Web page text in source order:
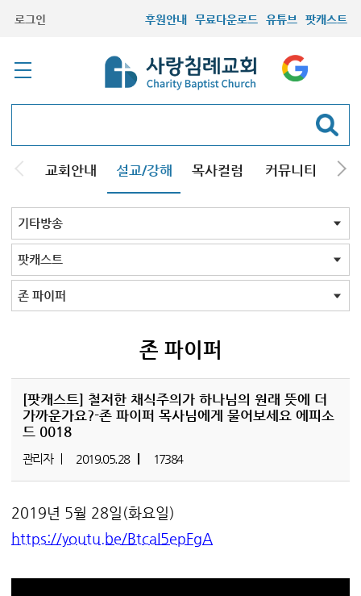
로그인 후원안내 무료다운로드 유튜브 팟캐스트
교회안내 설교/강해 목사컬럼 커뮤니티 기
주일설교
성경강해
시리즈설교
기타방송
기타방송 전체
정수영 교회사
간증
성경낭독
시사
스피치
특별강사
팟캐스트
형제설교
특별방송
김용삼 근현대사
함재봉 근현대사
팟캐스트 전체
존 파이퍼
존 파이퍼
[팟캐스트]
철저한 채식주의가 하나님의 원래 뜻에 더
가까운가요?-존 파이퍼 목사님에게 물어보세요 에피소
드 0018
관리자 2019.05.28 17384
2019년 5월 28일(화요일)
https://youtu.be/BtcaI5epFgA